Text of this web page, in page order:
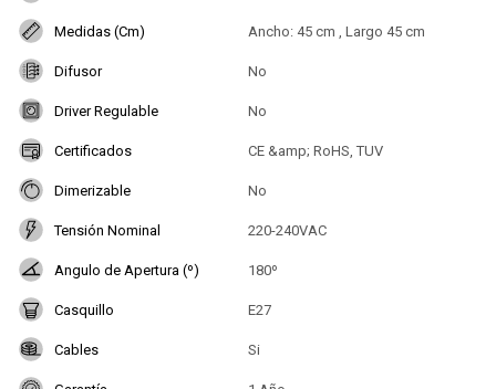
Medidas (Cm) Ancho: 45 cm , Largo 45 cm
Difusor No
Driver Regulable No
Certificados CE &amp; RoHS, TUV
Dimerizable No
Tensión Nominal 220-240VAC
Angulo de Apertura (º) 180º
Casquillo E27
Cables Si